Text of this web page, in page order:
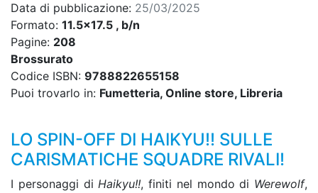
Data di pubblicazione: 25/03/2025
Formato: 11.5x17.5 , b/n
Pagine: 208
Brossurato
Codice ISBN: 9788822655158
Puoi trovarlo in: Fumetteria, Online store, Libreria
LO SPIN-OFF DI HAIKYU!! SULLE
CARISMATICHE SQUADRE RIVALI!
I personaggi diHaikyu!!, finiti nel mondo di Werewolf,